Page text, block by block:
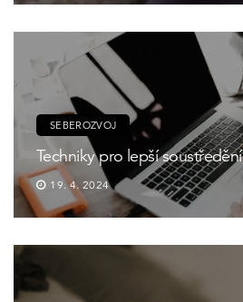
SEBEROZVOJ
Techniky pro lepší soustředění
19. 4. 2024